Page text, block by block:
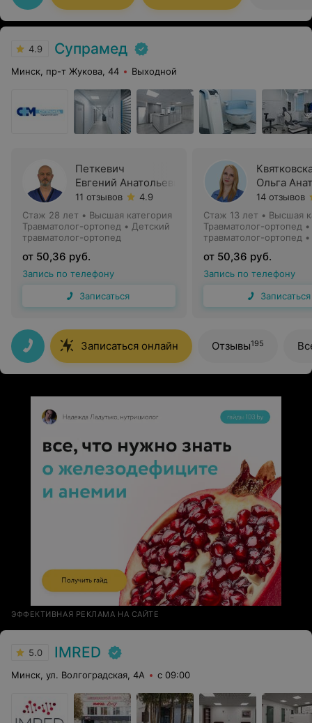
4.9 Супрамед
Минск, пр-т Жукова, 44 Выходной
Петкевич
Евгений Анатольевич
11 отзывов
4.9
Стаж 28 лет • Высшая категория
Травматолог-ортопед • Детский
травматолог-ортопед
от 50,36 руб.
Запись по телефону
Записаться
Ольга
14 отзывов
Стаж 13 лет • Высшая
Травматолог-ортопед
травматолог-ортопед
от 50,36 руб.
Запись по телефону
Записаться
Записаться онлайн Отзывы195
ЭФФЕКТИВНАЯ РЕКЛАМА НА САЙТЕ
5.0 IMRED
Минск, ул. Волгоградская, 4А с 09:00